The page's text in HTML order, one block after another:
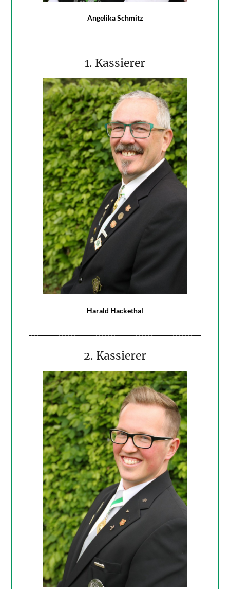
Angelika Schmitz
1. Kassierer
Harald Hackethal
2. Kassierer